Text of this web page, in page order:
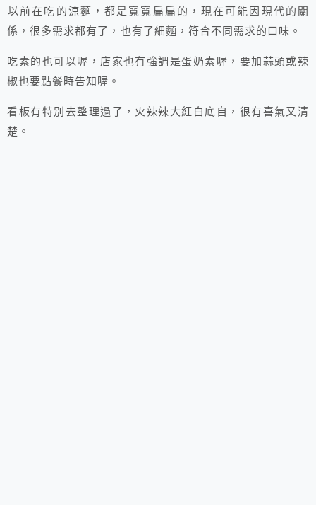
以前在吃的涼麵，都是寬寬扁扁的，現在可能因現代的關
係，很多需求都有了，也有了細麵，符合不同需求的口味。
吃素的也可以喔，店家也有強調是蛋奶素喔，要加蒜頭或辣
椒也要點餐時告知喔。
看板有特別去整理過了，火辣辣大紅白底自，很有喜氣又清
楚。